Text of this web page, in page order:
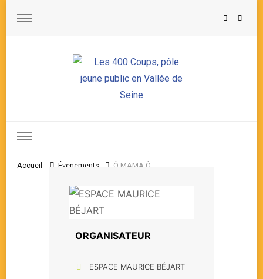
Accueil Évenements Ô MAMA Ô
ORGANISATEUR
ESPACE MAURICE BÉJART